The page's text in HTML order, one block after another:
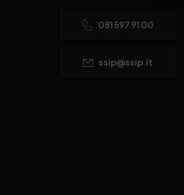
081 597 91 00
ssip@ssip.it